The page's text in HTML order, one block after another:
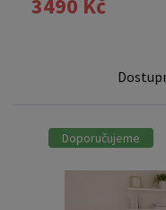
3490 Kč
Doporučujeme